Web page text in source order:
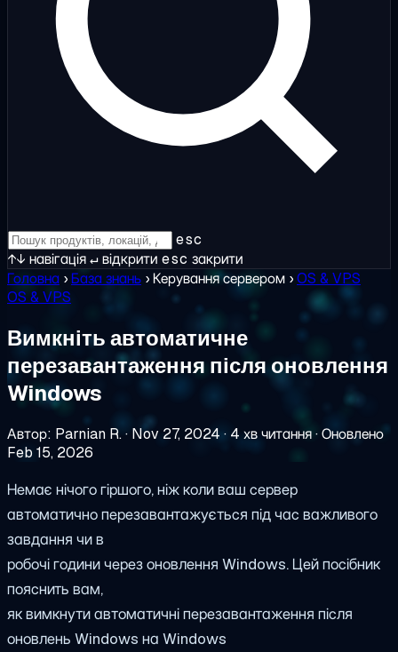
esc
↑↓ навігація↵відкрити esc закрити
Головна ›База знань ›Керування сервером ›OS & VPS
OS & VPS
Вимкніть автоматичне
перезавантаження після оновлення
Windows
Автор: Parnian R.· Nov 27, 2024 · 4 хв читання·Оновлено
Feb 15, 2026
Немає нічого гіршого, ніж коли ваш сервер
автоматично перезавантажується під час важливого
завдання чи в
робочі години через оновлення Windows. Цей посібник
пояснить вам,
як вимкнути автоматичні перезавантаження після
оновлень Windows на Windows